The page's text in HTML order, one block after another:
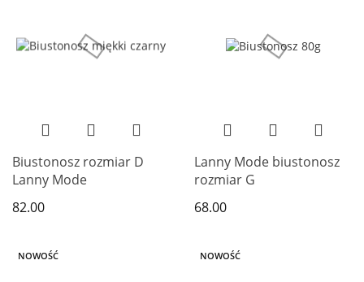
Biustonosz rozmiar D
Lanny Mode
82.00
Lanny Mode biustonosz
rozmiar G
68.00
NOWOŚĆ NOWOŚĆ